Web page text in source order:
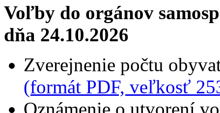
Voľby do orgánov
dňa 24.10.2026
Zverejnenie počtu
(formát PDF, veľkosť
Oznámenie o utvorení